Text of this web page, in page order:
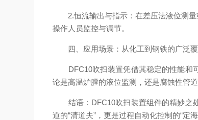
2.恒流输出与指示：在差压法液位测量
操作人员监控与调节。
四、应用场景：从化工到钢铁的广泛
DFC10吹扫装置凭借其稳定的性能和可
论是高温炉膛的液位监测，还是腐蚀性管
结语：DFC10吹扫装置组件的精妙之处
道的“清道夫”，更是过程自动化控制的“定海